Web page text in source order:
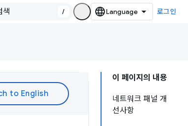
/ 로그인
이 페이지의 내용
네트워크 패널 개
선사항